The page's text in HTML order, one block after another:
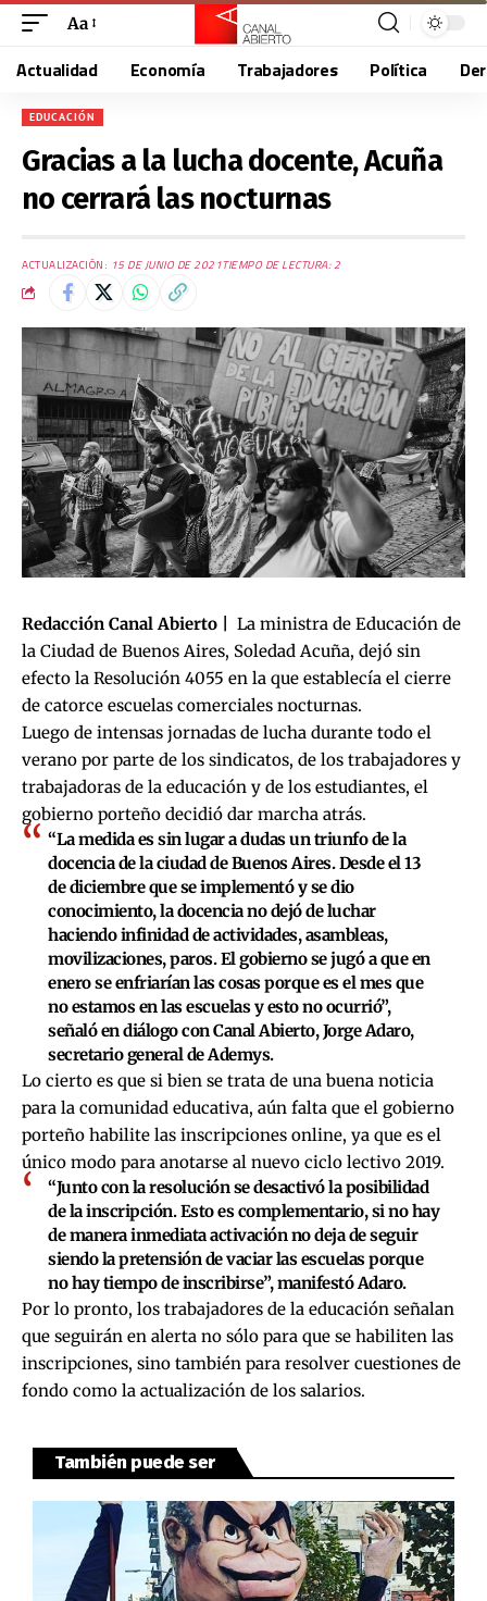
Aa
Actualidad Economía Trabajadores Política
EDUCACIÓN
Gracias a la lucha docente, Acuña
no cerrará las nocturnas
ACTUALIZACIÓN: 15 DE JUNIO DE 2021TIEMPO DE LECTURA: 2
Redacción Canal Abierto |
La ministra de Educación de
la Ciudad de Buenos Aires, Soledad Acuña, dejó sin
efecto la Resolución 4055 en la que establecía el cierre
de catorce escuelas comerciales nocturnas.
Luego de intensas jornadas de lucha durante todo el
verano por parte de los sindicatos, de los trabajadores y
trabajadoras de la educación y de los estudiantes, el
gobierno porteño decidió dar marcha atrás.
“La medida es sin lugar a dudas un triunfo de la
docencia de la ciudad de Buenos Aires. Desde el 13
de diciembre que se implementó y se dio
conocimiento, la docencia no dejó de luchar
haciendo infinidad de actividades, asambleas,
movilizaciones, paros. El gobierno se jugó a que en
enero se enfriarían las cosas porque es el mes que
no estamos en las escuelas y esto no ocurrió”,
señaló en diálogo con Canal Abierto, Jorge Adaro,
secretario general de Ademys.
Lo cierto es que si bien se trata de una buena noticia
para la comunidad educativa, aún falta que el gobierno
porteño habilite las inscripciones online, ya que es el
único modo para anotarse al nuevo ciclo lectivo 2019.
“Junto con la resolución se desactivó la posibilidad
de la inscripción. Esto es complementario, si no hay
de manera inmediata activación no deja de seguir
siendo la pretensión de vaciar las escuelas porque
no hay tiempo de inscribirse”, manifestó Adaro.
Por lo pronto, los trabajadores de la educación señalan
que seguirán en alerta no sólo para que se habiliten las
inscripciones, sino también para resolver cuestiones de
fondo como la actualización de los salarios.
También puede ser